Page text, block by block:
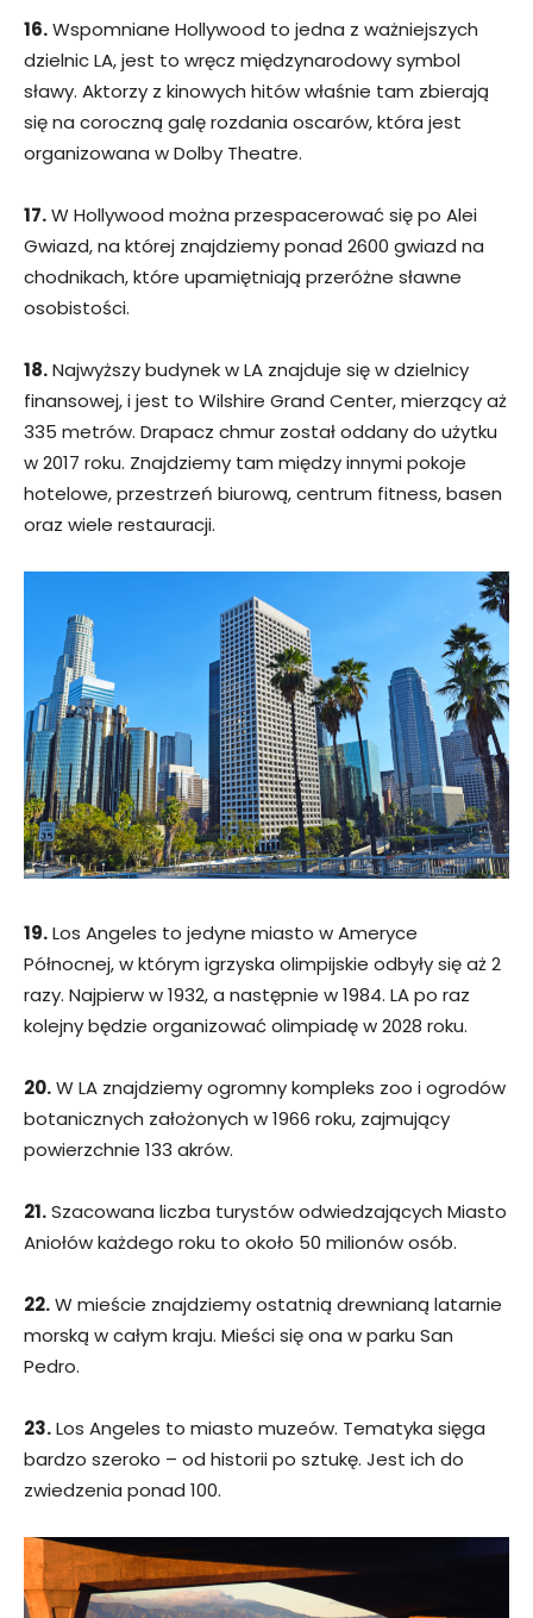
16.Wspomniane Hollywood to jedna z ważniejszych
dzielnic LA, jest to wręcz międzynarodowy symbol
sławy. Aktorzy z kinowych hitów właśnie tam zbierają
się na coroczną galę rozdania oscarów, która jest
organizowana w Dolby Theatre.
17.W Hollywood można przespacerować się po Alei
Gwiazd, na której znajdziemy ponad 2600 gwiazd na
chodnikach, które upamiętniają przeróżne sławne
osobistości.
18.Najwyższy budynek w LA znajduje się w dzielnicy
finansowej, i jest to Wilshire Grand Center, mierzący aż
335 metrów. Drapacz chmur został oddany do użytku
w 2017 roku. Znajdziemy tam między innymi pokoje
hotelowe, przestrzeń biurową, centrum fitness, basen
oraz wiele restauracji.
19.Los Angeles to jedyne miasto w Ameryce
Północnej, w którym igrzyska olimpijskie odbyły się aż 2
razy. Najpierw w 1932, a następnie w 1984. LA po raz
kolejny będzie organizować olimpiadę w 2028 roku.
20.W LA znajdziemy ogromny kompleks zoo i ogrodów
botanicznych założonych w 1966 roku, zajmujący
powierzchnie 133 akrów.
21.Szacowana liczba turystów odwiedzających Miasto
Aniołów każdego roku to około 50 milionów osób.
22.W mieście znajdziemy ostatnią drewnianą latarnie
morską w całym kraju. Mieści się ona w parku San
Pedro.
23.Los Angeles to miasto muzeów. Tematyka sięga
bardzo szeroko – od historii po sztukę. Jest ich do
zwiedzenia ponad 100.